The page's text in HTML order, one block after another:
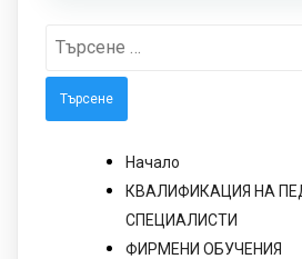
Търсене
Начало
КВАЛИФИКАЦИЯ НА
СПЕЦИАЛИСТИ
ФИРМЕНИ ОБУЧЕНИЯ